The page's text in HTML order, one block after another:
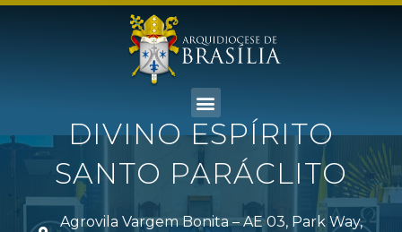
DIVINO ESPÍRITO
SANTO PARÁCLITO
Agrovila Vargem Bonita – AE 03, Park Way,